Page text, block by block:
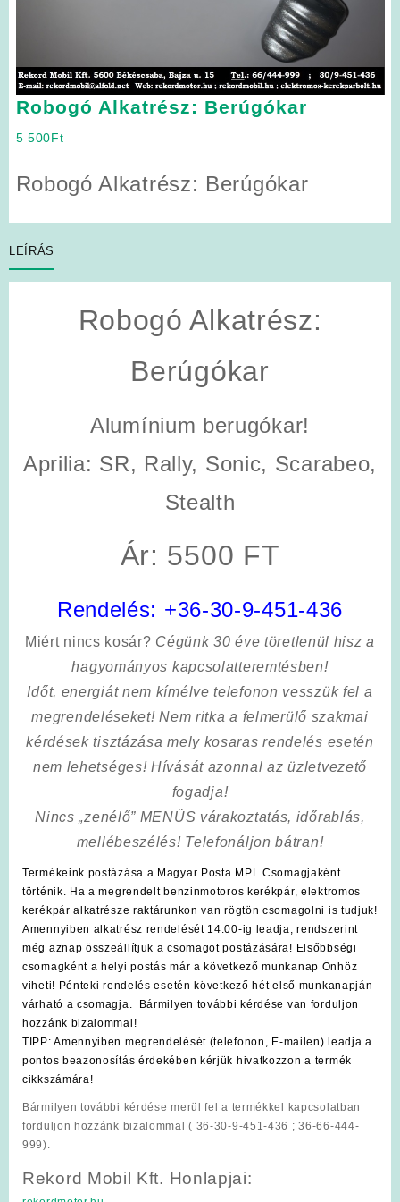
Robogó Alkatrész: Berúgókar
5 500Ft
Robogó Alkatrész: Berúgókar
LEÍRÁS
Robogó Alkatrész:
Berúgókar
Alumínium berugókar!
Aprilia: SR, Rally, Sonic, Scarabeo,
Stealth
Ár: 5500 FT
Rendelés: +36-30-9-451-436
Miért nincs kosár? Cégünk 30 éve töretlenül hisz a
hagyományos kapcsolatteremtésben!
Időt, energiát nem kímélvetelefonon vesszük fel a
megrendeléseket! Nem ritka a felmerülő szakmai
kérdések tisztázása mely kosaras rendelés esetén
nem lehetséges! Hívását azonnal az üzletvezető
fogadja!
Nincs „zenélő” MENÜS várakoztatás, időrablás,
mellébeszélés! Telefonáljon bátran!
Termékeink postázása a Magyar Posta MPL Csomagjaként
történik. Ha a megrendelt benzinmotoros kerékpár, elektromos
kerékpár alkatrésze raktárunkon van rögtön csomagolni is tudjuk!
Amennyiben alkatrész rendelését 14:00-ig leadja, rendszerint
még aznap összeállítjuk a csomagot postázására! Elsőbbségi
csomagként a helyi postás már a következő munkanap Önhöz
viheti! Pénteki rendelés esetén következő hét első munkanapján
várható a csomagja. Bármilyen további kérdése van forduljon
hozzánk bizalommal!
TIPP: Amennyiben megrendelését (telefonon, E-mailen) leadja a
pontos beazonosítás érdekében kérjük hivatkozzon a termék
cikkszámára!
Bármilyen további kérdése merül fel a termékkel kapcsolatban
forduljon hozzánk bizalommal ( 36-30-9-451-436 ; 36-66-444-
999).
Rekord Mobil Kft. Honlapjai: